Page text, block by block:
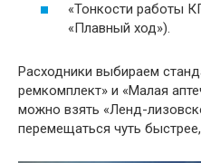
«Тонкости работы
«Плавный ход»).
Расходники выбираем
ремкомплект» и «Малая
можно взять «Ленд-
перемещаться чуть